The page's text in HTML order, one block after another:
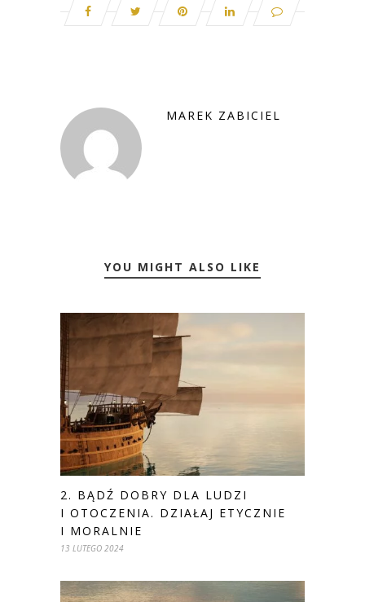
MAREK ZABICIEL
YOU MIGHT ALSO LIKE
2. BĄDŹ DOBRY DLA LUDZI
I OTOCZENIA. DZIAŁAJ ETYCZNIE
I MORALNIE
13 LUTEGO 2024